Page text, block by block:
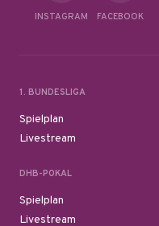
INSTAGRAM FACEBOOK
1. BUNDESLIGA
Spielplan
Livestream
DHB-POKAL
Spielplan
Livestream